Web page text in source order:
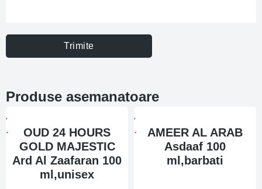
Trimite
Produse asemanatoare
OUD 24 HOURS
GOLD MAJESTIC
Ard Al Zaafaran 100
ml,unisex
AMEER AL ARAB
Asdaaf 100
ml,barbati